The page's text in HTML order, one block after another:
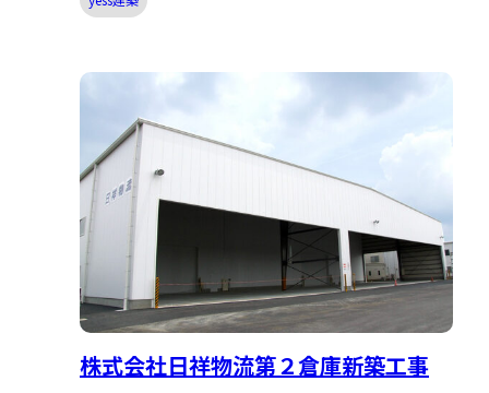
株式会社日祥物流第２倉庫新築工事